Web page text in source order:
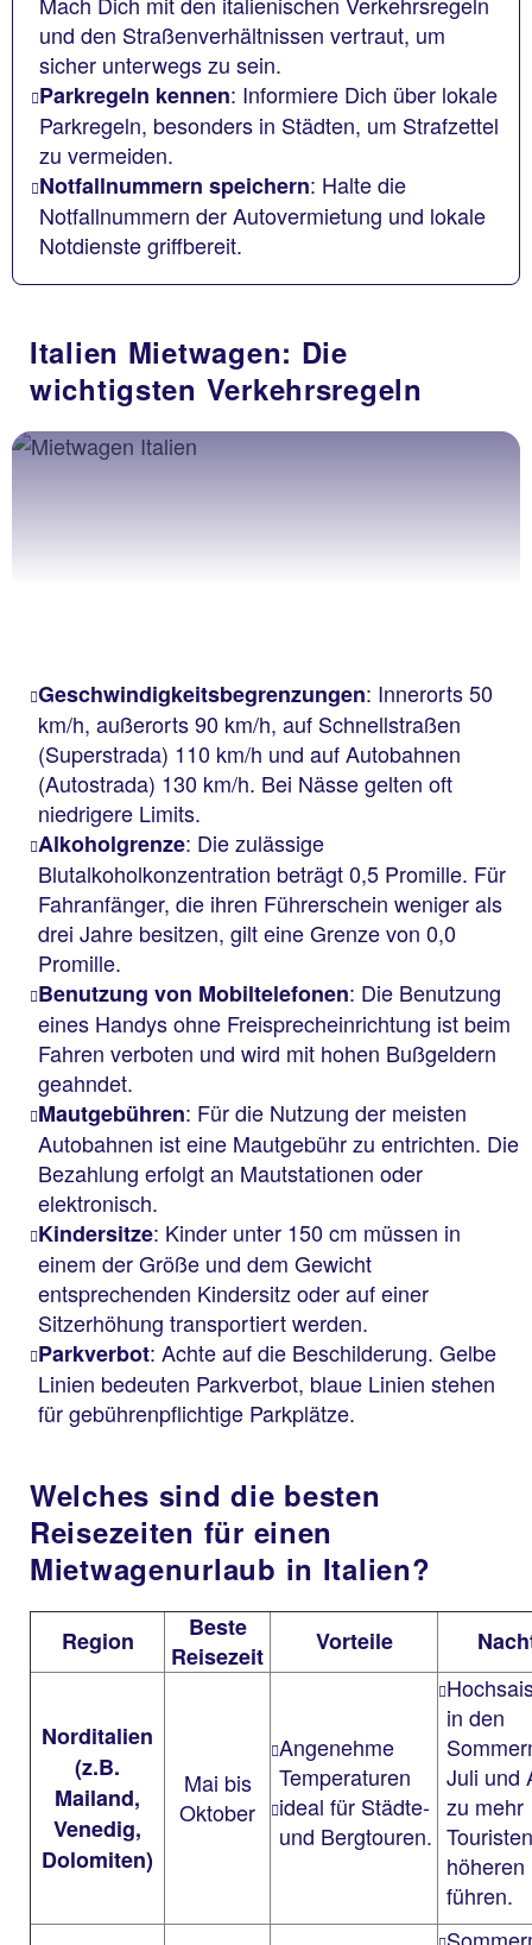
und den Straßenverhältnissen vertraut, um
sicher unterwegs zu sein.
Parkregeln kennen: Informiere Dich über lokale
Parkregeln, besonders in Städten, um Strafzettel
zu vermeiden.
Notfallnummern speichern: Halte die
Notfallnummern der Autovermietung und lokale
Notdienste griffbereit.
Italien Mietwagen: Die
wichtigsten Verkehrsregeln
Geschwindigkeitsbegrenzungen: Innerorts 50
km/h, außerorts 90 km/h, auf Schnellstraßen
(Superstrada) 110 km/h und auf Autobahnen
(Autostrada) 130 km/h. Bei Nässe gelten oft
niedrigere Limits.
Alkoholgrenze: Die zulässige
Blutalkoholkonzentration beträgt 0,5 Promille. Für
Fahranfänger, die ihren Führerschein weniger als
drei Jahre besitzen, gilt eine Grenze von 0,0
Promille.
Benutzung von Mobiltelefonen: Die Benutzung
eines Handys ohne Freisprecheinrichtung ist beim
Fahren verboten und wird mit hohen Bußgeldern
geahndet.
Mautgebühren: Für die Nutzung der meisten
Autobahnen ist eine Mautgebühr zu entrichten. Die
Bezahlung erfolgt an Mautstationen oder
elektronisch.
Kindersitze: Kinder unter 150 cm müssen in
einem der Größe und dem Gewicht
entsprechenden Kindersitz oder auf einer
Sitzerhöhung transportiert werden.
Parkverbot: Achte auf die Beschilderung. Gelbe
Linien bedeuten Parkverbot, blaue Linien stehen
für gebührenpflichtige Parkplätze.
Welches sind die besten
Reisezeiten für einen
Mietwagenurlaub in Italien?
Region
Beste
Reisezeit
Vorteile
Norditalien
(z.B.
Mailand,
Venedig,
Dolomiten)
Mai bis
Oktober
Angenehme
Temperaturen
ideal für Städte-
und Bergtouren.
in den
Juli und
zu mehr
führen.